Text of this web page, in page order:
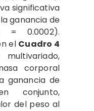
significativa
ganancia de
= 0.0002).
el Cuadro 4
corporal
ganancia de
conjunto,
del peso al